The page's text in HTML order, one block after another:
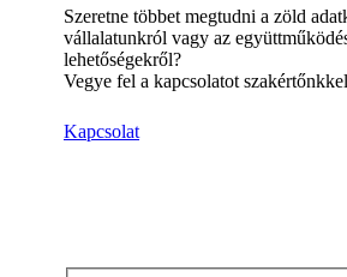
Szeretne többet megtudni a zöld
vállalatunkról vagy az
lehetőségekről?
Vegye fel a kapcsolatot
Kapcsolat